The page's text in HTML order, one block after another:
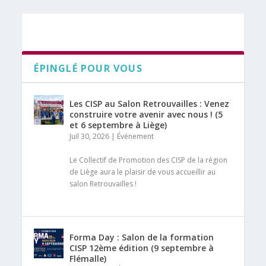
ÉPINGLÉ POUR VOUS
Les CISP au Salon Retrouvailles : Venez
construire votre avenir avec nous ! (5
et 6 septembre à Liège)
Juil 30, 2026 | Événement
Le Collectif de Promotion des CISP de la région
de Liège aura le plaisir de vous accueillir au
salon Retrouvailles !
Forma Day : Salon de la formation
CISP 12ème édition (9 septembre à
Flémalle)